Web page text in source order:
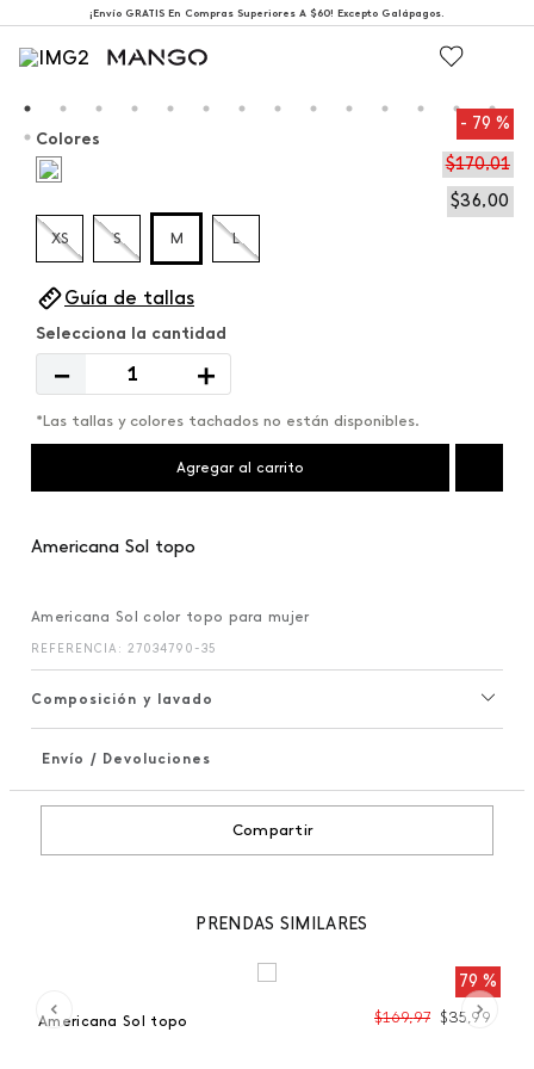
¡Envío GRATIS En Compras Superiores A $60! Excepto Galápagos.
79 %
$170,01
$36,00
Colores
XS S M L
Guía de tallas
＋
－
*Las tallas y colores tachados no están disponibles.
Agregar al carrito
Americana Sol topo
Americana Sol color topo para mujer
REFERENCIA : 27034790-35
Composición y lavado
Envío / Devoluciones
Compartir
PRENDAS SIMILARES
79 %
Americana Sol topo $169,97 $35,99